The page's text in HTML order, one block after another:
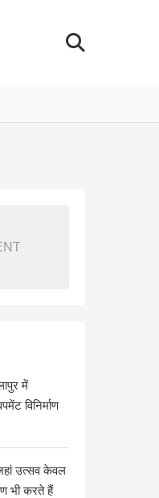
में
विनिर्माण
उत्सव केवल
भी करते हैं